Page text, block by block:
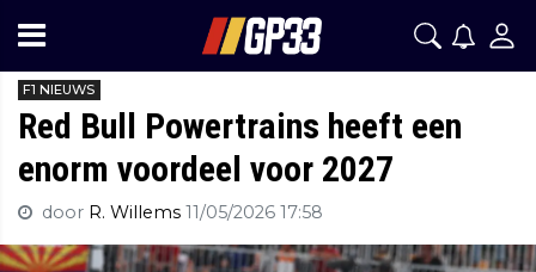
F1 NIEUWS
Red Bull Powertrains heeft een
enorm voordeel voor 2027
door R. Willems 11/05/2026 17:58